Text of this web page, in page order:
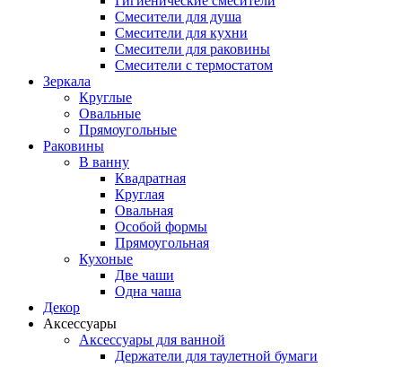
Смесители для душа
Смесители для кухни
Смесители для раковины
Смесители с термостатом
Зеркала
Круглые
Овальные
Прямоугольные
Раковины
В ванну
Квадратная
Круглая
Овальная
Особой формы
Прямоугольная
Кухоные
Две чаши
Одна чаша
Декор
Аксессуары
Аксессуары для ванной
Держатели для таулетной бумаги